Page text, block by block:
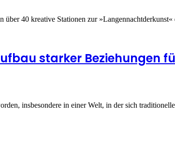
40 kreative Stationen zur
starker Beziehungen
insbesondere in einer Welt, in der sich